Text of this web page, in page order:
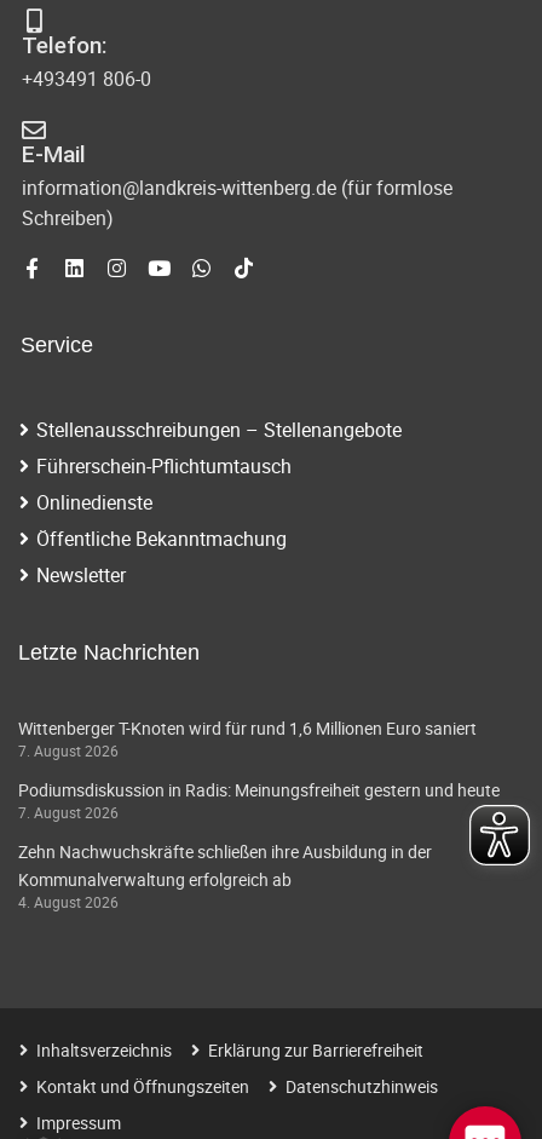
Telefon:
+493491 806-0
E-Mail
information@landkreis-wittenberg.de (für formlose
Schreiben)
Service
Stellenausschreibungen – Stellenangebote
Führerschein-Pflichtumtausch
Onlinedienste
Öffentliche Bekanntmachung
Newsletter
Letzte Nachrichten
Wittenberger T-Knoten wird für rund 1,6 Millionen Euro saniert
7. August 2026
Podiumsdiskussion in Radis: Meinungsfreiheit gestern und heute
7. August 2026
Zehn Nachwuchskräfte schließen ihre Ausbildung in der
Kommunalverwaltung erfolgreich ab
4. August 2026
Inhaltsverzeichnis
Erklärung zur Barrierefreiheit
Kontakt und Öffnungszeiten
Datenschutzhinweis
Impressum